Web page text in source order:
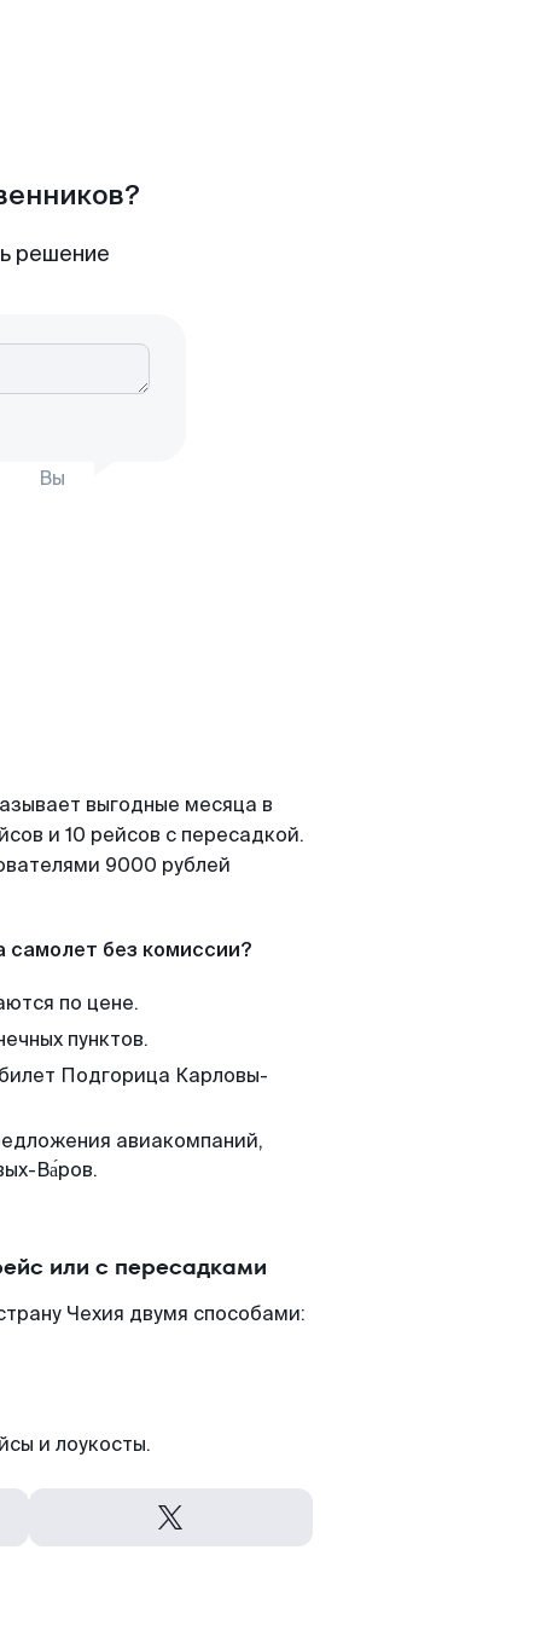
решение
Вы
выгодные месяца в
и 10 рейсов с пересадкой.
9000 рублей
самолет без комиссии?
по цене.
пунктов.
Подгорица Карловы-
авиакомпаний,
Ва́ров.
или с пересадками
Чехия двумя способами:
и лоукосты.